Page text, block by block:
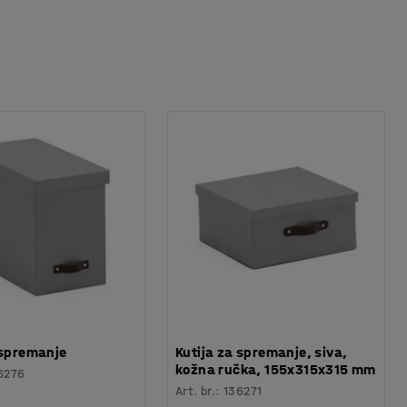
Kutija za spremanje, siva,
kožna ručka, 155x315x315 mm
Art. br.:136271